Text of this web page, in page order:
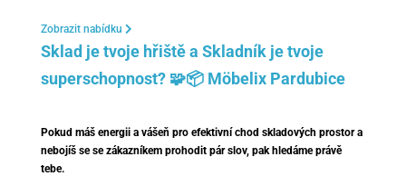
Zobrazit nabídku
Sklad je tvoje hřiště a Skladník je tvoje
superschopnost? 🧩📦 Möbelix Pardubice
Pokud máš energii a vášeň pro efektivní chod skladových prostor a
nebojíš se se zákazníkem prohodit pár slov, pak hledáme právě
tebe.